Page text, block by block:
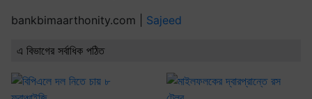
bankbimaarthonity.com | Sajeed
এ বিভাগের সর্বাধিক পঠিত